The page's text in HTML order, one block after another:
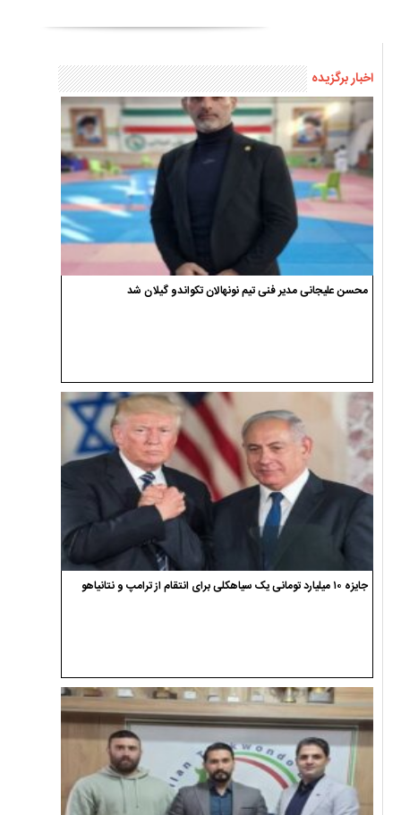
اخبار برگزیده
محسن علیجانی مدیر فنی تیم نونهالان تکواندو گیلان شد
جایزه ۱۰ میلیارد تومانی یک سیاهکلی برای انتقام از ترامپ و نتانیاهو